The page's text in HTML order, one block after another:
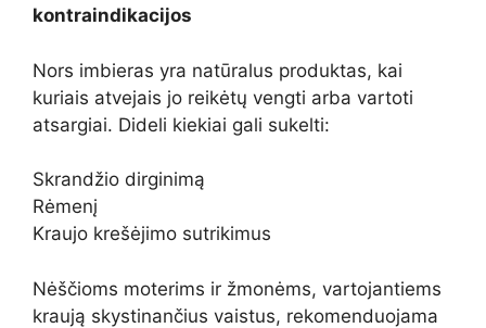
kontraindikacijos
Nors imbieras yra natūralus produktas, kai
kuriais atvejais jo reikėtų vengti arba vartoti
atsargiai. Dideli kiekiai gali sukelti:
Skrandžio dirginimą
Rėmenį
Kraujo krešėjimo sutrikimus
Nėščioms moterims ir žmonėms, vartojantiems
kraują skystinančius vaistus, rekomenduojama